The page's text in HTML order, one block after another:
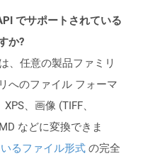
でサポートされている
か?
、任意の製品ファミリ
へのファイル フォーマ
、画像 (TIFF、
などに変換できま
るファイル形式 の完全